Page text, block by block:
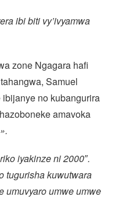
ibi biti vy’ivyamwa
zone Ngagara hafi
Samuel
no kubangurira
amavoka
».
iyakinze ni 2000″.
tugurisha kuwutwara
umuvyaro umwe umwe